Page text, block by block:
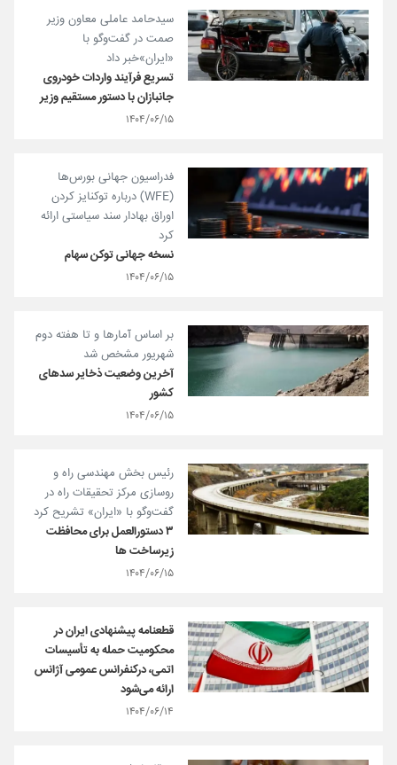
سیدحامد عاملی معاون وزیر
صمت در گفت‌و‌گو با
«ایران»خبر داد
تسریع فرآیند واردات خودروی
جانبازان با دستور مستقیم وزیر
۱۴۰۴/۰۶/۱۵
فدراسیون جهانی بورس‌ها
(WFE) درباره توکنایز کردن
اوراق بهادار سند سیاستی ارائه
کرد
نسخه جهانی توکن سهام
۱۴۰۴/۰۶/۱۵
بر اساس آمارها و تا هفته دوم
شهریور مشخص شد
آخرین وضعیت ذخایر سدهای
کشور
۱۴۰۴/۰۶/۱۵
رئیس بخش مهندسی راه و
روسازی مرکز تحقیقات راه در
گفت‌و‌گو با «ایران» تشریح کرد
۳ دستورالعمل برای محافظت
زیرساخت ها
۱۴۰۴/۰۶/۱۵
قطعنامه پیشنهادی ایران در
محکومیت حمله به تأسیسات
اتمی، درکنفرانس عمومی آژانس
ارائه می‌شود
۱۴۰۴/۰۶/۱۴